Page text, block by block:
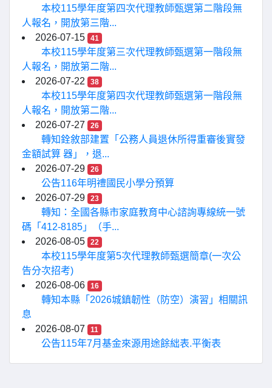
本校115學年度第四次代理教師甄選第二階段無
人報名，開放第三階...
2026-07-15
41
本校115學年度第三次代理教師甄選第一階段無
人報名，開放第二階...
2026-07-22
38
本校115學年度第四次代理教師甄選第一階段無
人報名，開放第二階...
2026-07-27
26
轉知銓敘部建置「公務人員退休所得重審後實發
金額試算 器」，退...
2026-07-29
26
公告116年明禮國民小學分預算
2026-07-29
23
轉知：全國各縣市家庭教育中心諮詢專線統一號
碼「412-8185」（手...
2026-08-05
22
本校115學年度第5次代理教師甄選簡章(一次公
告分次招考)
2026-08-06
16
轉知本縣「2026城鎮韌性（防空）演習」相關訊
息
2026-08-07
11
公告115年7月基金來源用途餘絀表.平衡表